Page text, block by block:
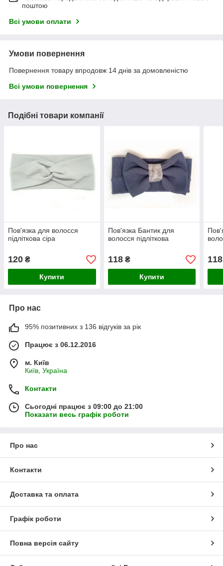
поштою
Всі умови оплати
Умови повернення
Повернення товару впродовж 14 днів за домовленістю
Всі умови повернення
Подібні товари компанії
Пов'язка для волосся
підліткова сіра
120 ₴
Купити
Пов'язка Бантик для
волосся підліткова
118₴
Купити
118
Про нас
95% позитивних з 136 відгуків за рік
Працює з 06.12.2016
м. Київ
Київ, Україна
Контакти
Сьогодні працює з 09:00 до 21:00
Показати весь графік роботи
Про нас
Контакти
Доставка та оплата
Графік роботи
Повна версія сайту